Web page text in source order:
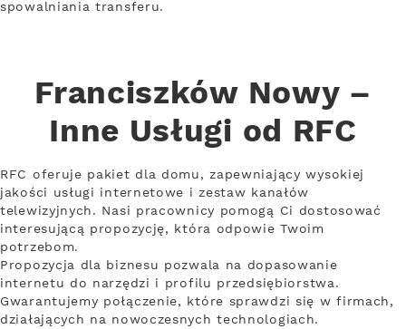
spowalniania transferu.
Franciszków Nowy –
Inne Usługi od RFC
RFC oferuje pakiet dla domu, zapewniający wysokiej
jakości usługi internetowe i zestaw kanałów
telewizyjnych. Nasi pracownicy pomogą Ci dostosować
interesującą propozycję, która odpowie Twoim
potrzebom.
Propozycja dla biznesu pozwala na dopasowanie
internetu do narzędzi i profilu przedsiębiorstwa.
Gwarantujemy połączenie, które sprawdzi się w firmach,
działających na nowoczesnych technologiach.